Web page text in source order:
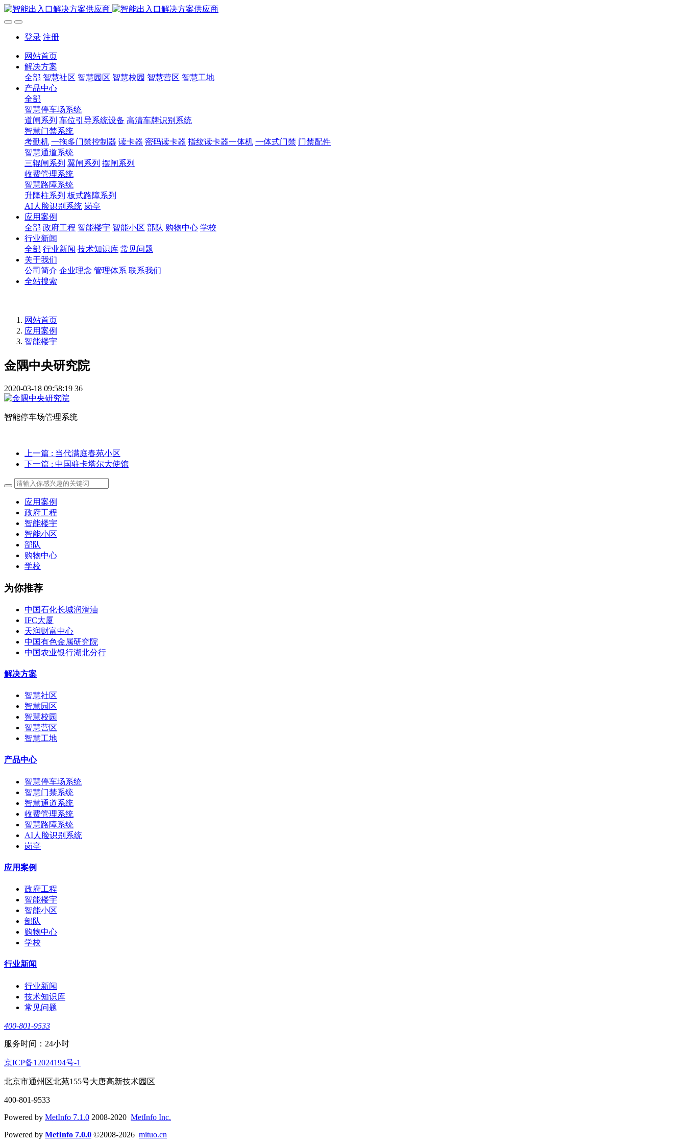
登录 注册
网站首页
解决方案
全部 智慧社区 智慧园区 智慧校园 智慧营区 智慧工地
产品中心
全部
智慧停车场系统
道闸系列 车位引导系统设备 高清车牌识别系统
智慧门禁系统
考勤机 一拖多门禁控制器 读卡器 密码读卡器 指纹读卡器一体机 一体式门禁 门禁配件
智慧通道系统
三辊闸系列 翼闸系列 摆闸系列
收费管理系统
智慧路障系统
升降柱系列 板式路障系列
AI人脸识别系统 岗亭
应用案例
全部 政府工程 智能楼宇 智能小区 部队 购物中心 学校
行业新闻
全部 行业新闻 技术知识库 常见问题
关于我们
公司简介 企业理念 管理体系 联系我们
全站搜索
网站首页
应用案例
智能楼宇
金隅中央研究院
2020-03-18 09:58:19 36
智能停车场管理系统
上一篇 : 当代满庭春苑小区
下一篇 : 中国驻卡塔尔大使馆
应用案例
政府工程
智能楼宇
智能小区
部队
购物中心
学校
为你推荐
中国石化长城润滑油
IFC大厦
天润财富中心
中国有色金属研究院
中国农业银行湖北分行
解决方案
智慧社区
智慧园区
智慧校园
智慧营区
智慧工地
产品中心
智慧停车场系统
智慧门禁系统
智慧通道系统
收费管理系统
智慧路障系统
AI人脸识别系统
岗亭
应用案例
政府工程
智能楼宇
智能小区
部队
购物中心
学校
行业新闻
行业新闻
技术知识库
常见问题
400-801-9533
服务时间：24小时
京ICP备12024194号-1
北京市通州区北苑155号大唐高新技术园区
400-801-9533
Powered by MetInfo 7.1.0 2008-2020 MetInfo Inc.
Powered by MetInfo 7.0.0 ©2008-2026 mituo.cn